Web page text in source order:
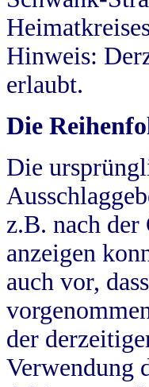
Hinweis:
erlaubt.
Die
Die
z.B. nach
anzeigen
auch vor,
der
Verwendung